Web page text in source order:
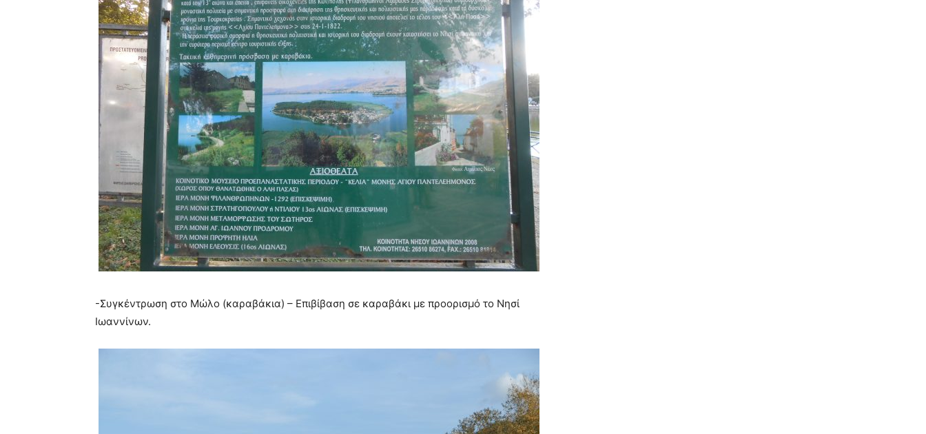
-Συγκέντρωση στο Μώλο (καραβάκια) – Επιβίβαση σε καραβάκι με προορισμό το Νησί
Ιωαννίνων.